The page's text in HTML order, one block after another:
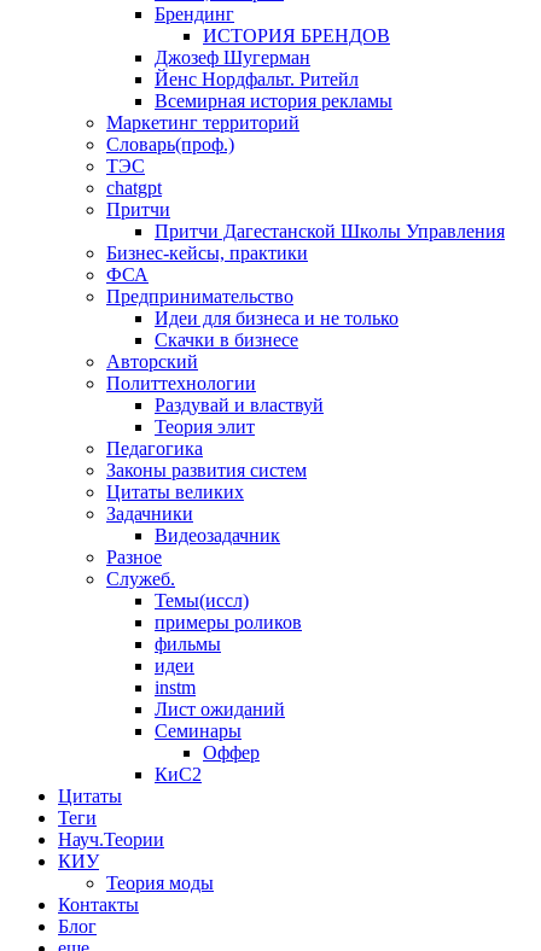
Брендинг
ИСТОРИЯ БРЕНДОВ
Джозеф Шугерман
​Йенс Нордфальт. Ритейл
Всемирная история рекламы
Маркетинг территорий
Словарь(проф.)
ТЭС
chatgpt
Притчи
Притчи Дагестанской Школы Управления
Бизнес-кейсы, практики
ФСА
Предпринимательство
Идеи для бизнеса и не только
Скачки в бизнесе
Авторский
Политтехнологии
Раздувай и властвуй
Теория элит
​Педагогика
Законы развития систем
Цитаты великих
Задачники
Видеозадачник
Разное
Служеб.
Темы(иссл)
примеры роликов
фильмы
идеи
instm
Лист ожиданий
Семинары
Оффер
КиС2
Цитаты
Теги
Науч.Теории
КИУ
Теория моды
Контакты
Блог